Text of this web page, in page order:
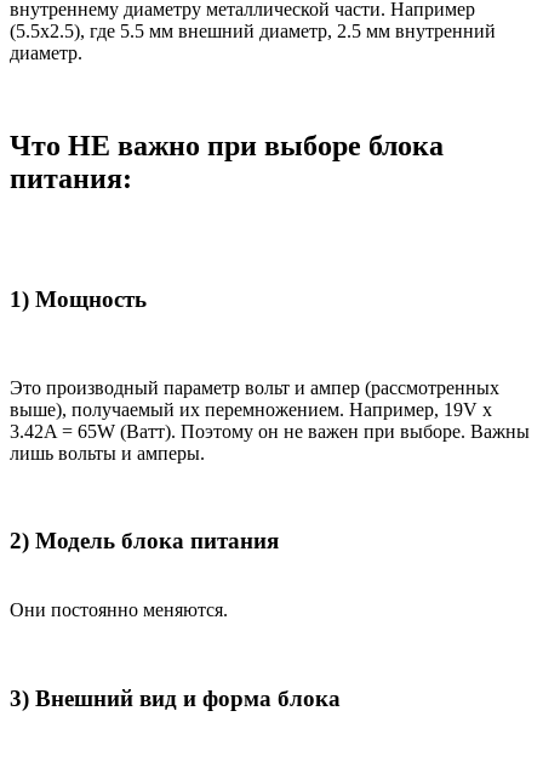
внутреннему диаметру металлической части. Например
(5.5x2.5), где 5.5 мм внешний диаметр, 2.5 мм внутренний
диаметр.
Что НЕ важно при выборе блока
питания:
1) Мощность
Это производный параметр вольт и ампер (рассмотренных
выше), получаемый их перемножением. Например, 19V x
3.42A = 65W (Ватт). Поэтому он не важен при выборе. Важны
лишь вольты и амперы.
2) Модель блока питания
Они постоянно меняются.
3) Внешний вид и форма блока